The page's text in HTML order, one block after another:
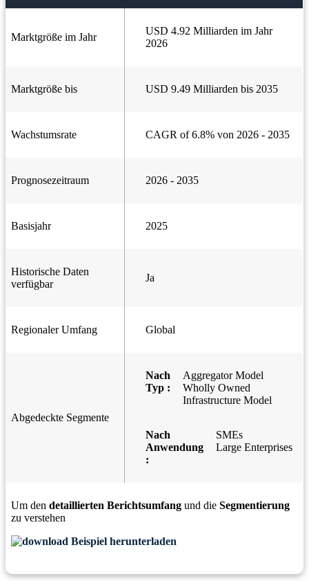
Marktgröße im Jahr
USD 4.92 Milliarden im Jahr
2026
Marktgröße bis USD 9.49 Milliarden bis 2035
Wachstumsrate CAGR of 6.8% von 2026 - 2035
Prognosezeitraum 2026 - 2035
Basisjahr 2025
Historische Daten
verfügbar
Ja
Regionaler Umfang Global
Abgedeckte Segmente
Nach
Typ :
Aggregator Model
Wholly Owned
Infrastructure Model
Nach
Anwendung
:
SMEs
Large Enterprises
Um den detaillierten Berichtsumfang und die Segmentierung
zu verstehen
Beispiel herunterladen